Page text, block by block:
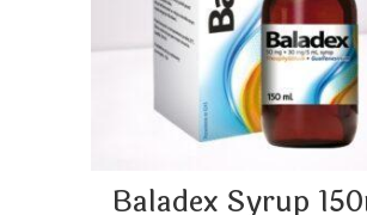
Baladex Syrup